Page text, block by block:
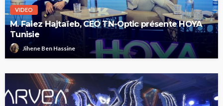
VIDEO
M. Faiez Hajtaïeb, CEO TN-Optic présente HOYA
Tunisie
Jihene Ben Hassine